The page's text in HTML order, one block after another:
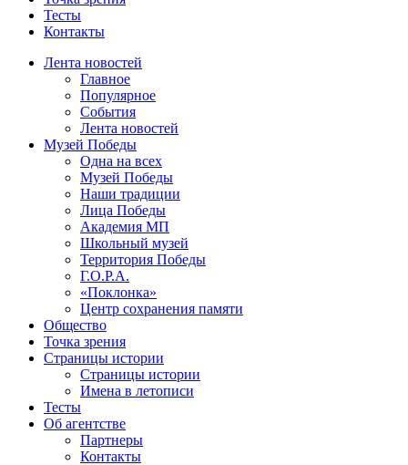
Тесты
Контакты
Лента новостей
Главное
Популярное
События
Лента новостей
Музей Победы
Одна на всех
Музей Победы
Наши традиции
Лица Победы
Академия МП
Школьный музей
Территория Победы
Г.О.Р.А.
«Поклонка»
Центр сохранения памяти
Общество
Точка зрения
Страницы истории
Страницы истории
Имена в летописи
Тесты
Об агентстве
Партнеры
Контакты